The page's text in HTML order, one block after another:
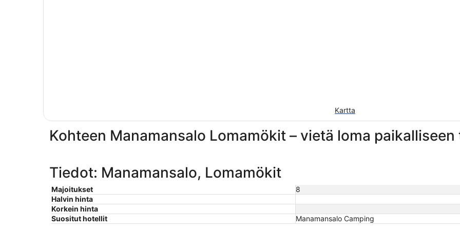
Kartta
Kohteen Manamansalo Lomamökit – vietä loma
Tiedot: Manamansalo, Lomamökit
Majoitukset
8
Halvin hinta
Korkein hinta
Suositut hotellit
Manamansalo Camping